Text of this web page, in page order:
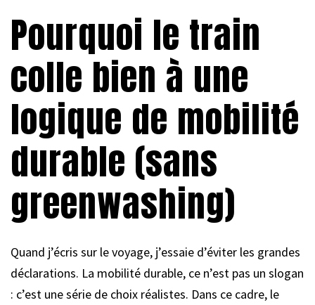
Pourquoi le train
colle bien à une
logique de mobilité
durable (sans
greenwashing)
Quand j’écris sur le voyage, j’essaie d’éviter les grandes
déclarations. La mobilité durable, ce n’est pas un slogan
: c’est une série de choix réalistes. Dans ce cadre, le